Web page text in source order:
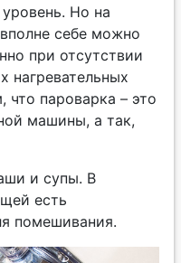
Но на
себе можно
при отсутствии
нагревательных
что пароварка – это
машины, а так,
и супы. В
есть
помешивания.